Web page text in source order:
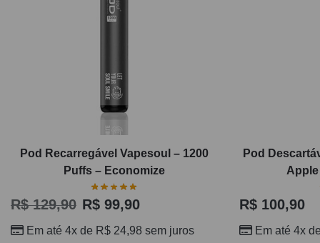
Pod Recarregável Vapesoul – 1200
Puffs – Economize
R$129,90 R$ 99,90
Em até 4x de R$ 24,98 sem juros
Pod
Apple
R$ 100,90
Em até 4x